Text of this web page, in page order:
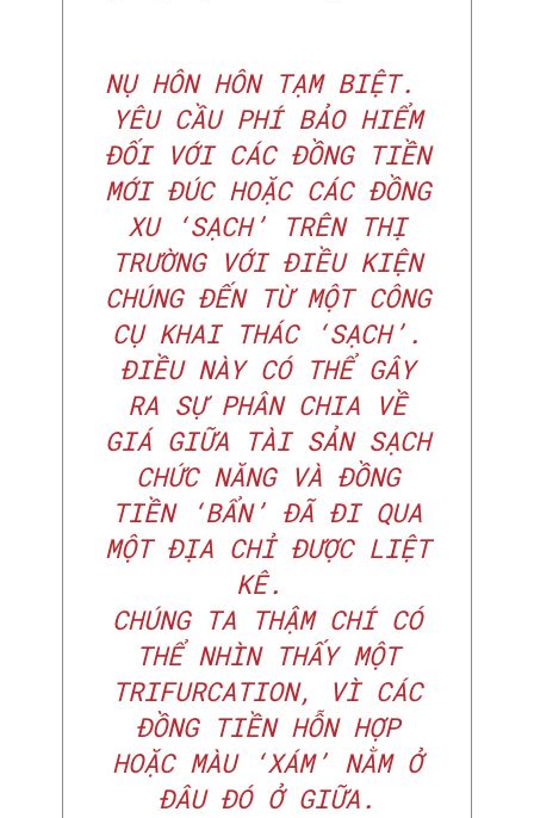
NỤ HÔN HÔN TẠM BIỆT.
YÊU CẦU PHÍ BẢO HIỂM
ĐỐI VỚI CÁC ĐỒNG TIỀN
MỚI ĐÚC HOẶC CÁC ĐỒNG
XU ‘SẠCH’ TRÊN THỊ
TRƯỜNG VỚI ĐIỀU KIỆN
CHÚNG ĐẾN TỪ MỘT CÔNG
CỤ KHAI THÁC ‘SẠCH’.
ĐIỀU NÀY CÓ THỂ GÂY
RA SỰ PHÂN CHIA VỀ
GIÁ GIỮA TÀI SẢN SẠCH
CHỨC NĂNG VÀ ĐỒNG
TIỀN ‘BẨN’ ĐÃ ĐI QUA
MỘT ĐỊA CHỈ ĐƯỢC LIỆT
KÊ.
CHÚNG TA THẬM CHÍ CÓ
THỂ NHÌN THẤY MỘT
TRIFURCATION, VÌ CÁC
ĐỒNG TIỀN HỖN HỢP
HOẶC MÀU ‘XÁM’ NẰM Ở
ĐÂU ĐÓ Ở GIỮA.